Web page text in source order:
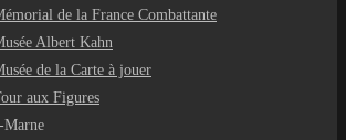
de la France Combattante
Albert Kahn
de la Carte à jouer
aux Figures
Marne